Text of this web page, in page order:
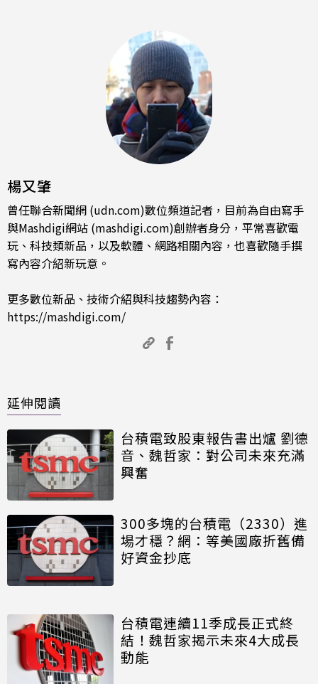
楊又肇
曾任聯合新聞網 (udn.com)數位頻道記者，目前為自由寫手
與Mashdigi網站 (mashdigi.com)創辦者身分，平常喜歡電
玩、科技類新品，以及軟體、網路相關內容，也喜歡隨手撰
寫內容介紹新玩意。
更多數位新品、技術介紹與科技趨勢內容：
https://mashdigi.com/
延伸閱讀
台積電致股東報告書出爐 劉德
音、魏哲家：對公司未來充滿
興奮
300多塊的台積電（2330）進
場才穩？網：等美國廠折舊備
好資金抄底
台積電連續11季成長正式終
結！魏哲家揭示未來4大成長
動能